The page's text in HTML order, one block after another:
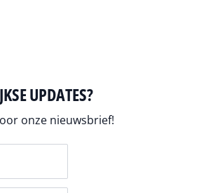
UPDATES?
onze nieuwsbrief!